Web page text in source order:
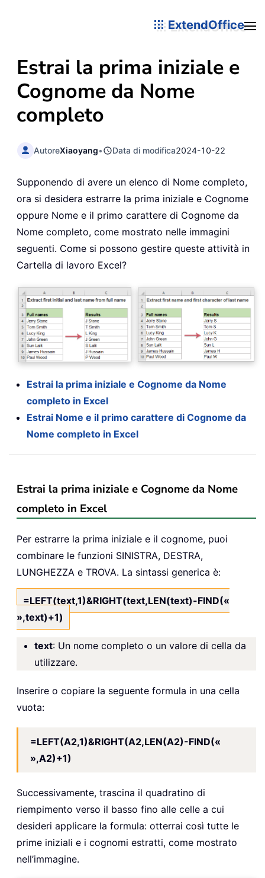
ExtendOffice
Estrai la prima iniziale e
Cognome da Nome
completo
AutoreXiaoyang• Data di modifica2024-10-22
Supponendo di avere un elenco di Nome completo,
ora si desidera estrarre la prima iniziale e Cognome
oppure Nome e il primo carattere di Cognome da
Nome completo, come mostrato nelle immagini
seguenti. Come si possono gestire queste attività in
Cartella di lavoro Excel?
Estrai la prima iniziale e Cognome da Nome
completo in Excel
Estrai Nome e il primo carattere di Cognome da
Nome completo in Excel
Estrai la prima iniziale e Cognome da Nome
completo in Excel
Per estrarre la prima iniziale e il cognome, puoi
combinare le funzioni SINISTRA, DESTRA,
LUNGHEZZA e TROVA. La sintassi generica è:
=LEFT(text,1)&RIGHT(text,LEN(text)-FIND(«
»,text)+1)
text: Un nome completo o un valore di cella da
utilizzare.
Inserire o copiare la seguente formula in una cella
vuota:
=LEFT(A2,1)&RIGHT(A2,LEN(A2)-FIND(«
»,A2)+1)
Successivamente, trascina il quadratino di
riempimento verso il basso fino alle celle a cui
desideri applicare la formula: otterrai così tutte le
prime iniziali e i cognomi estratti, come mostrato
nell’immagine.